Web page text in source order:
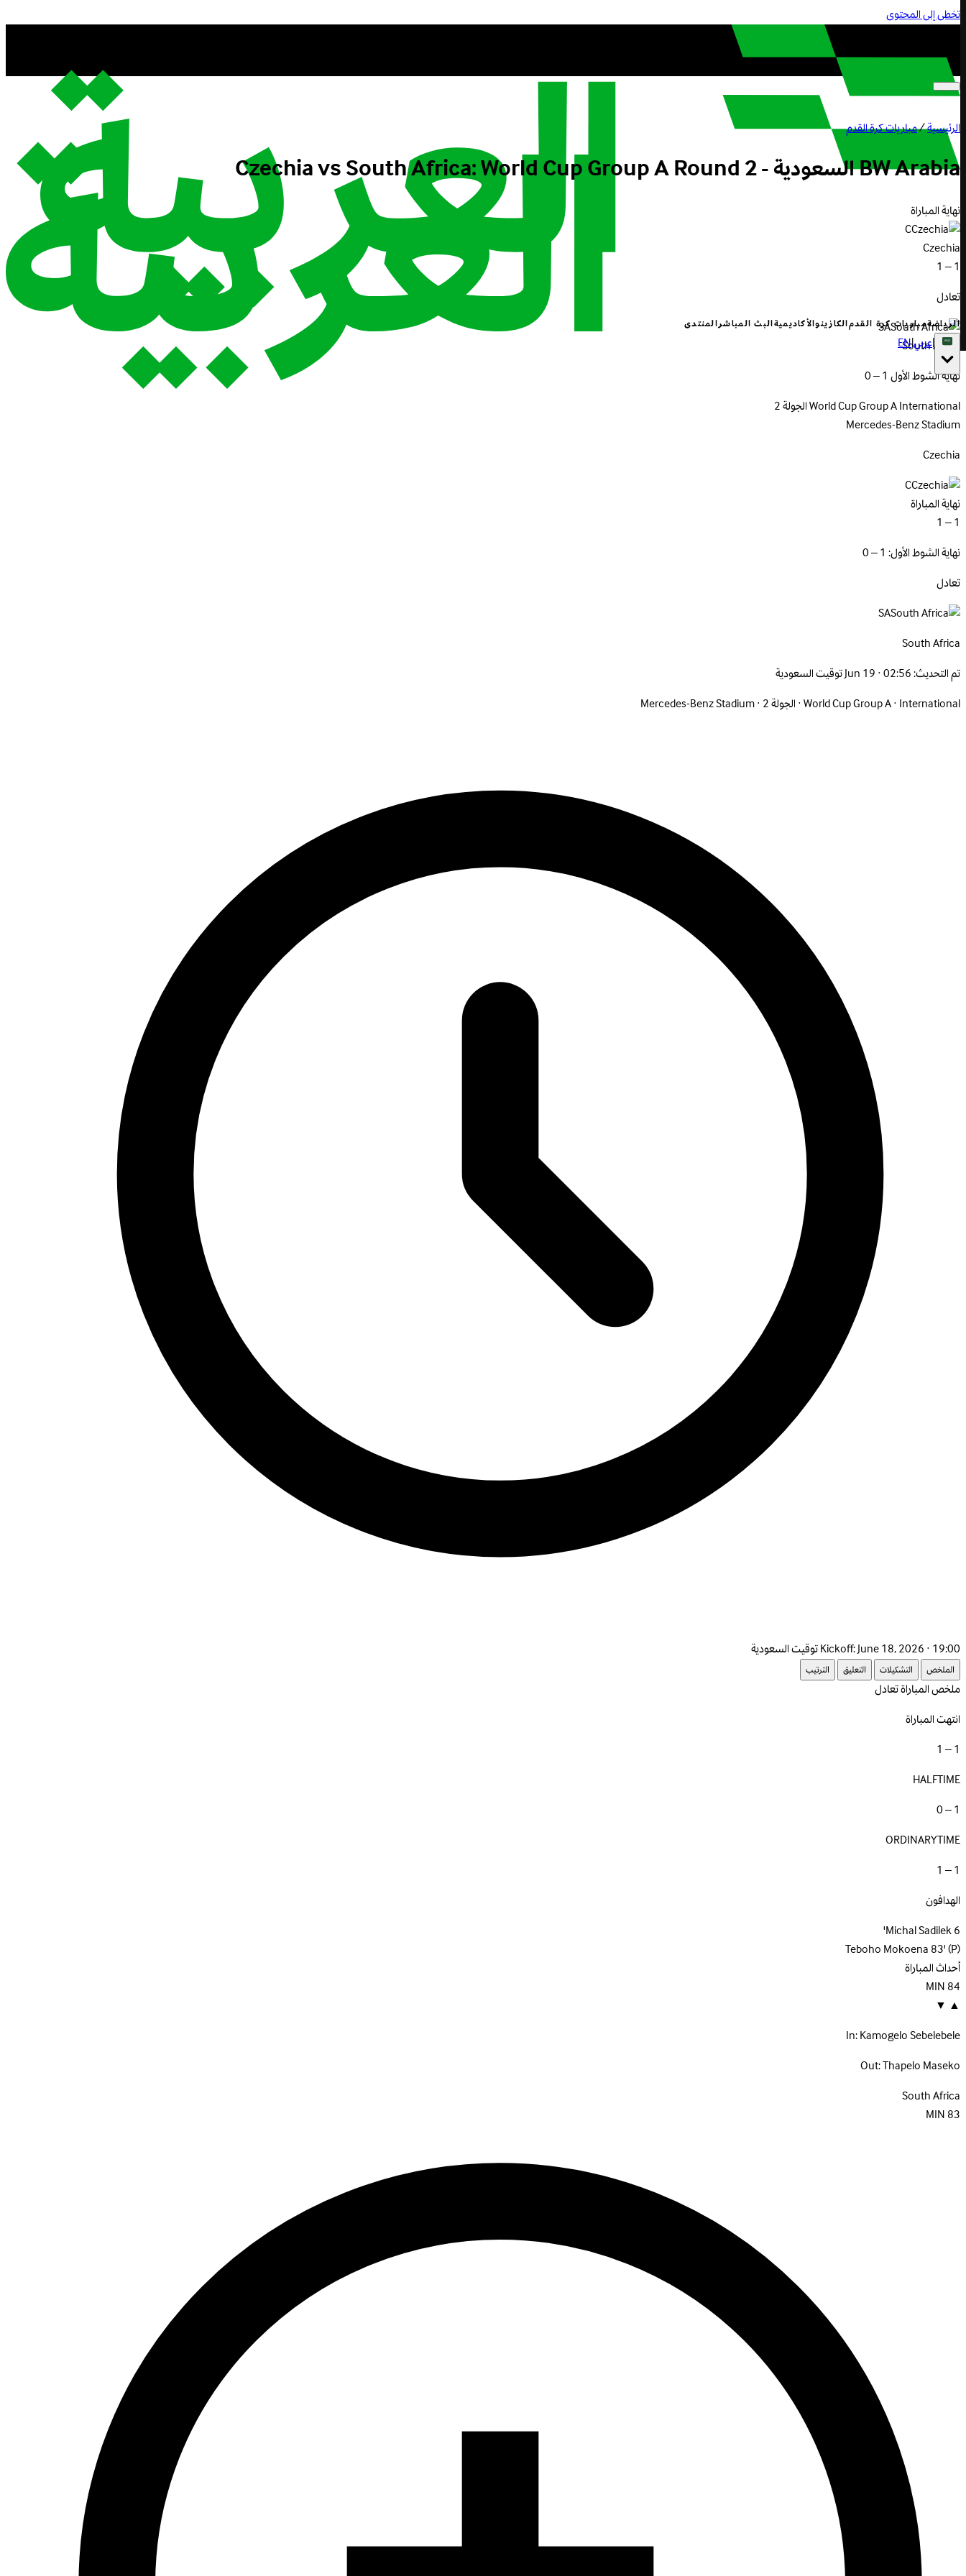
تخطى إلى المحتوى
الرياضةمباريات كرة القدمالكازينوالأكاديميةالبث المباشرالمنتدى
|عربي|
EN
الرئيسية/مباريات كرة القدم
BW Arabia السعودية - Czechia vs South Africa: World Cup Group A Round 2
نهاية المباراة
C
Czechia
1 – 1
تعادل
SA
South Africa
نهاية الشوط الأول 1 – 0
World Cup Group AInternational
الجولة 2
Mercedes-Benz Stadium
Czechia
C
نهاية المباراة
1 – 1
نهاية الشوط الأول: 1 – 0
تعادل
SA
SouthAfrica
تم التحديث:Jun 19 · 02:56 توقيت السعودية
World Cup Group A· International
·الجولة 2 ·
Mercedes-Benz Stadium
Kickoff:June 18, 2026 · 19:00 توقيت السعودية
الملخص التشكيلات التعليق الترتيب
ملخص المباراةتعادل
انتهت المباراة
1 – 1
HALFTIME
1 – 0
ORDINARYTIME
1 – 1
الهدافون
Michal Sadilek6'
Teboho Mokoena83'(P)
أحداث المباراة
84
MIN
▲
▼
In:Kamogelo Sebelebele
Out:Thapelo Maseko
South Africa
83
MIN